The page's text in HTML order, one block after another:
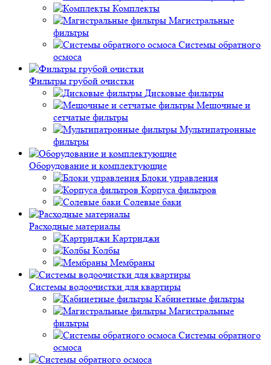
Комплекты
Магистральные
фильтры
Системы обратного
осмоса
Фильтры грубой очистки
Дисковые фильтры
Мешочные и
сетчатые фильтры
Мультипатронные
фильтры
Оборудование и комплектующие
Блоки управления
Корпуса фильтров
Солевые баки
Расходные материалы
Картриджи
Колбы
Мембраны
Системы водоочистки для квартиры
Кабинетные фильтры
Магистральные
фильтры
Системы обратного
осмоса